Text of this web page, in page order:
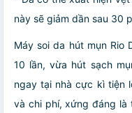
này sẽ giảm dần sau 30
Máy soi da hút mụn Rio
10 lần, vừa hút sạch
ngay tại nhà cực kì tiện
và chi phí, xứng đáng là